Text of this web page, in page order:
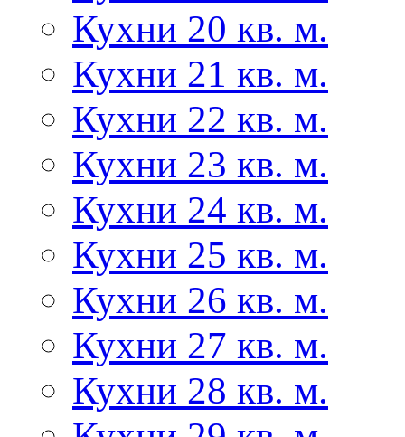
Кухни 20 кв. м.
Кухни 21 кв. м.
Кухни 22 кв. м.
Кухни 23 кв. м.
Кухни 24 кв. м.
Кухни 25 кв. м.
Кухни 26 кв. м.
Кухни 27 кв. м.
Кухни 28 кв. м.